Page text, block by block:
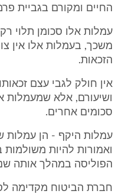
החיים ומקורם בגביית
עמלות אלו סכומן תלוי
משכך, בעמלות אלו אין
הזכאות.
אין חולק לגבי עצם
ושיעורם, אלא שמעמלות
סכומים אחרים.
עמלות היקף - הן
ואמורות להיות
הפוליסה במהלך אותה